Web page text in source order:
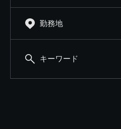
勤務地
キーワード